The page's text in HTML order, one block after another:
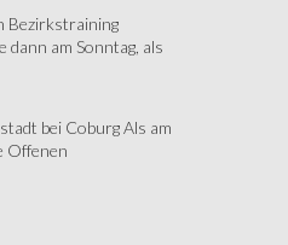
Bezirkstraining
am Sonntag, als
bei Coburg Als am
Offenen